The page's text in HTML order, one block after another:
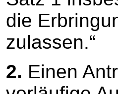
die
zulassen.“
2. Einen